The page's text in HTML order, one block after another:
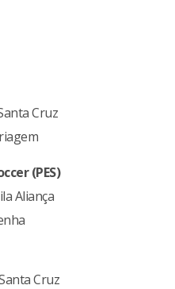
Cruz
(PES)
Aliança
Cruz